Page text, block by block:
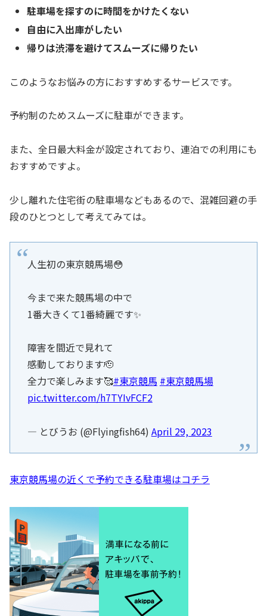
駐車場を探すのに時間をかけたくない
自由に入出庫がしたい
帰りは渋滞を避けてスムーズに帰りたい
このようなお悩みの方におすすめするサービスです。
予約制のためスムーズに駐車ができます。
また、全日最大料金が設定されており、連泊での利用にも
おすすめですよ。
少し離れた住宅街の駐車場などもあるので、混雑回避の手
段のひとつとして考えてみては。
人生初の東京競馬場😳
今まで来た競馬場の中で
1番大きくて1番綺麗です✨
障害を間近で見れて
感動しております🫡
全力で楽しみます🥰#東京競馬 #東京競馬場
pic.twitter.com/h7TYIvFCF2
— とびうお (@Flyingfish64) April 29, 2023
東京競馬場の近くで予約できる駐車場はコチラ